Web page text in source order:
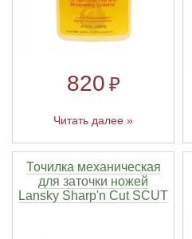
820 ₽
Читать далее »
Точилка механическая
для заточки ножей
Lansky Sharp'n Cut SCUT
Линейки для настройки лука
Полочки для лука
Кликеры для лука
Плунжеры для лука
Киссеры для лука
Охотничьи ножи
Ножи складные